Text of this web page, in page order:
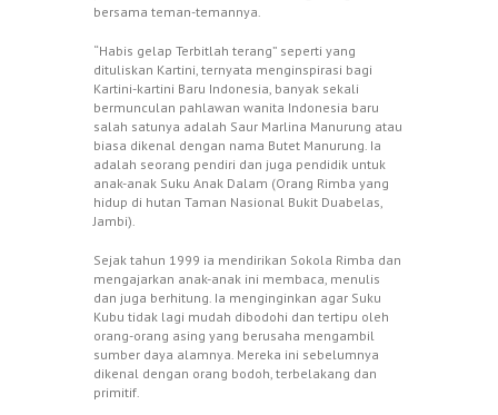
bersama teman-temannya.
“Habis gelap Terbitlah terang” seperti yang
dituliskan Kartini, ternyata menginspirasi bagi
Kartini-kartini Baru Indonesia, banyak sekali
bermunculan pahlawan wanita Indonesia baru
salah satunya adalah Saur Marlina Manurung atau
biasa dikenal dengan nama Butet Manurung. Ia
adalah seorang pendiri dan juga pendidik untuk
anak-anak Suku Anak Dalam (Orang Rimba yang
hidup di hutan Taman Nasional Bukit Duabelas,
Jambi).
Sejak tahun 1999 ia mendirikan Sokola Rimba dan
mengajarkan anak-anak ini membaca, menulis
dan juga berhitung. Ia menginginkan agar Suku
Kubu tidak lagi mudah dibodohi dan tertipu oleh
orang-orang asing yang berusaha mengambil
sumber daya alamnya. Mereka ini sebelumnya
dikenal dengan orang bodoh, terbelakang dan
primitif.